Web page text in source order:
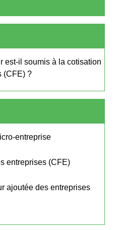
est-il soumis à la cotisation
(CFE) ?
entreprise
entreprises (CFE)
ajoutée des entreprises